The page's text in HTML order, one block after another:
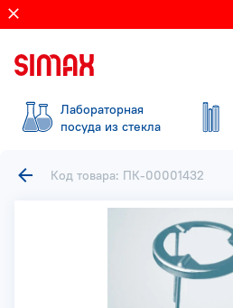
Лабораторная
посуда из стекла
Код товара: ПК-00001432